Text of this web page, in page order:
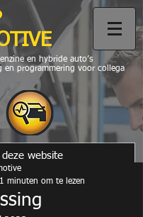
en hybride auto’s
en programmering voor collega
1 minuten om te lezen